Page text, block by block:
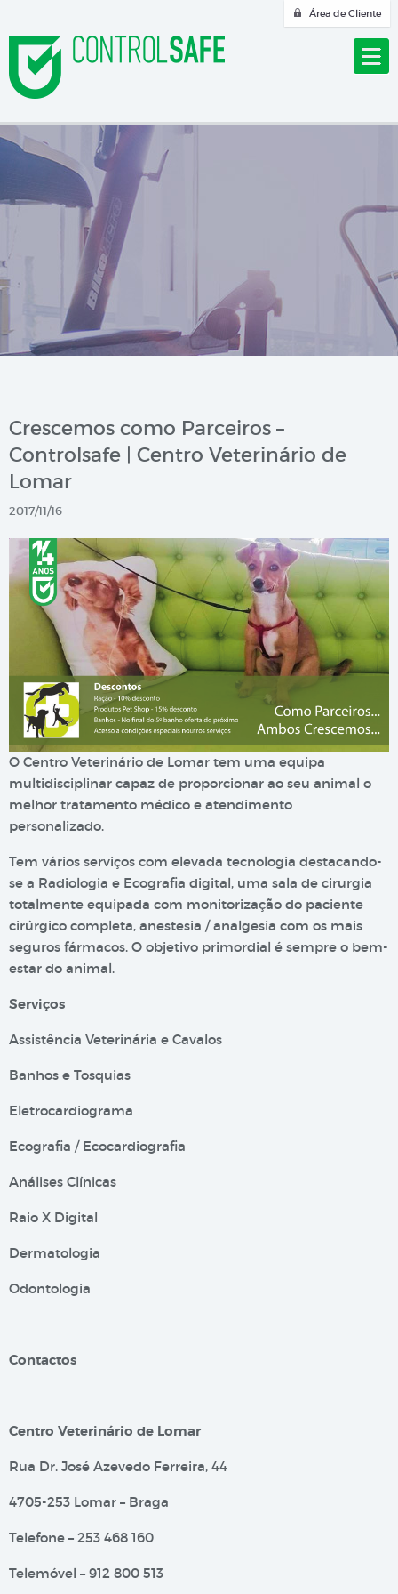
Área de Cliente
Crescemos como Parceiros –
Controlsafe | Centro Veterinário de
Lomar
2017/11/16
O Centro Veterinário de Lomar tem uma equipa
multidisciplinar capaz de proporcionar ao seu animal o
melhor tratamento médico e atendimento
personalizado.
Tem vários serviços com elevada tecnologia destacando-
se a Radiologia e Ecografia digital, uma sala de cirurgia
totalmente equipada com monitorização do paciente
cirúrgico completa, anestesia / analgesia com os mais
seguros fármacos. O objetivo primordial é sempre o bem-
estar do animal.
Serviços
Assistência Veterinária e Cavalos
Banhos e Tosquias
Eletrocardiograma
Ecografia / Ecocardiografia
Análises Clínicas
Raio X Digital
Dermatologia
Odontologia
Contactos
Centro Veterinário de Lomar
Rua Dr. José Azevedo Ferreira, 44
4705-253 Lomar – Braga
Telefone – 253 468 160
Telemóvel – 912 800 513